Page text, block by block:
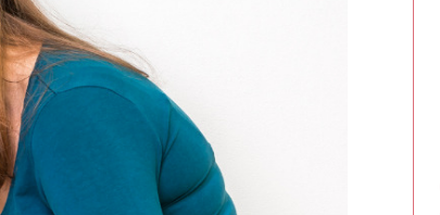
お問い合わせ